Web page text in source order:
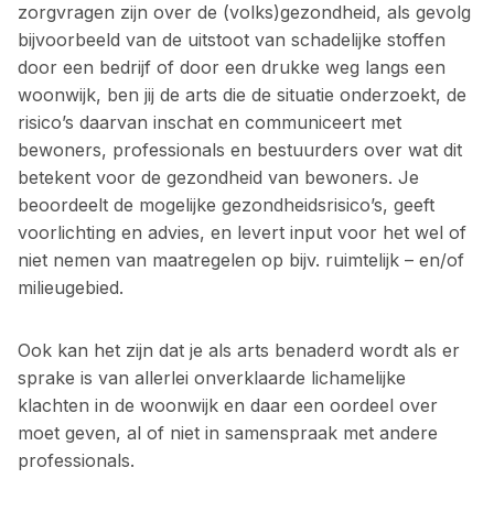
zorgvragen zijn over de (volks)gezondheid, als gevolg
bijvoorbeeld van de uitstoot van schadelijke stoffen
door een bedrijf of door een drukke weg langs een
woonwijk, ben jij de arts die de situatie onderzoekt, de
risico’s daarvan inschat en communiceert met
bewoners, professionals en bestuurders over wat dit
betekent voor de gezondheid van bewoners. Je
beoordeelt de mogelijke gezondheidsrisico’s, geeft
voorlichting en advies, en levert input voor het wel of
niet nemen van maatregelen op bijv. ruimtelijk – en/of
milieugebied.
Ook kan het zijn dat je als arts benaderd wordt als er
sprake is van allerlei onverklaarde lichamelijke
klachten in de woonwijk en daar een oordeel over
moet geven, al of niet in samenspraak met andere
professionals.